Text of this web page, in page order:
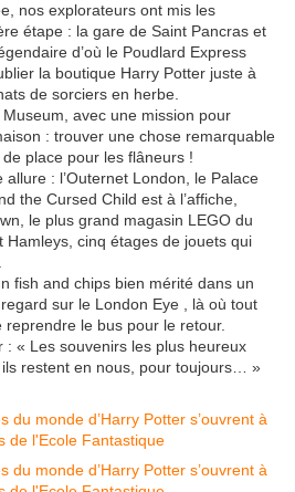
nos explorateurs ont mis les
étape : la gare de Saint Pancras et
d’où le Poudlard Express
la boutique Harry Potter juste à
de sorciers en herbe.
avec une mission pour
: trouver une chose remarquable
place pour les flâneurs !
: l’Outernet London, le Palace
the Cursed Child est à l’affiche,
le plus grand magasin LEGO du
Hamleys, cinq étages de jouets qui
fish and chips bien mérité dans un
sur le London Eye , là où tout
le bus pour le retour.
: « Les souvenirs les plus heureux
restent en nous, pour toujours… »